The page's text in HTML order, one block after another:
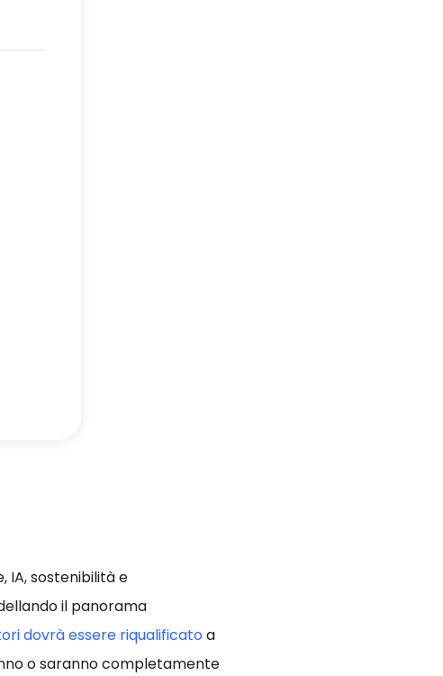
IA, sostenibilità e
il panorama
dovrà essere riqualificato a
o saranno completamente